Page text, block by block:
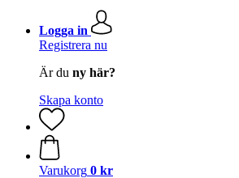
Logga in
Registrera nu
Är du ny här?
Skapa konto
Varukorg 0 kr